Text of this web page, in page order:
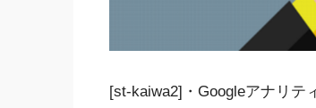
[st-kaiwa2]・Googleアナリテ